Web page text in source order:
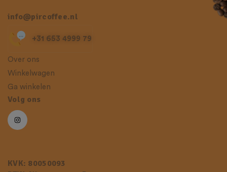
info@pircoffee.nl
+31 653 4999 79
Over ons
Winkelwagen
Ga winkelen
Volg ons
KVK: 80050093